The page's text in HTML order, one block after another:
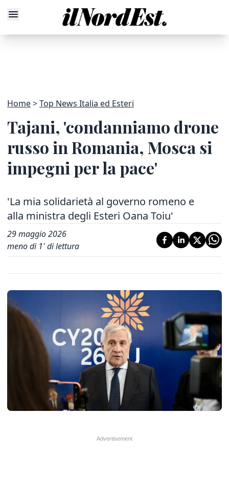
Home Top News Italia ed Esteri
Tajani, 'condanniamo drone
russo in Romania, Mosca si
impegni per la pace'
'La mia solidarietà al governo romeno e
alla ministra degli Esteri Oana Toiu'
29 maggio 2026
meno di 1' di lettura